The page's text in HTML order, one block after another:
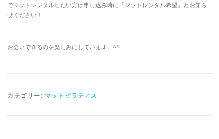
でマットレンタルしたい方は申し込み時に「マットレンタル希望」とお知ら
せください！
お会いできるのを楽しみにしています。^^
カテゴリー: マットピラティス